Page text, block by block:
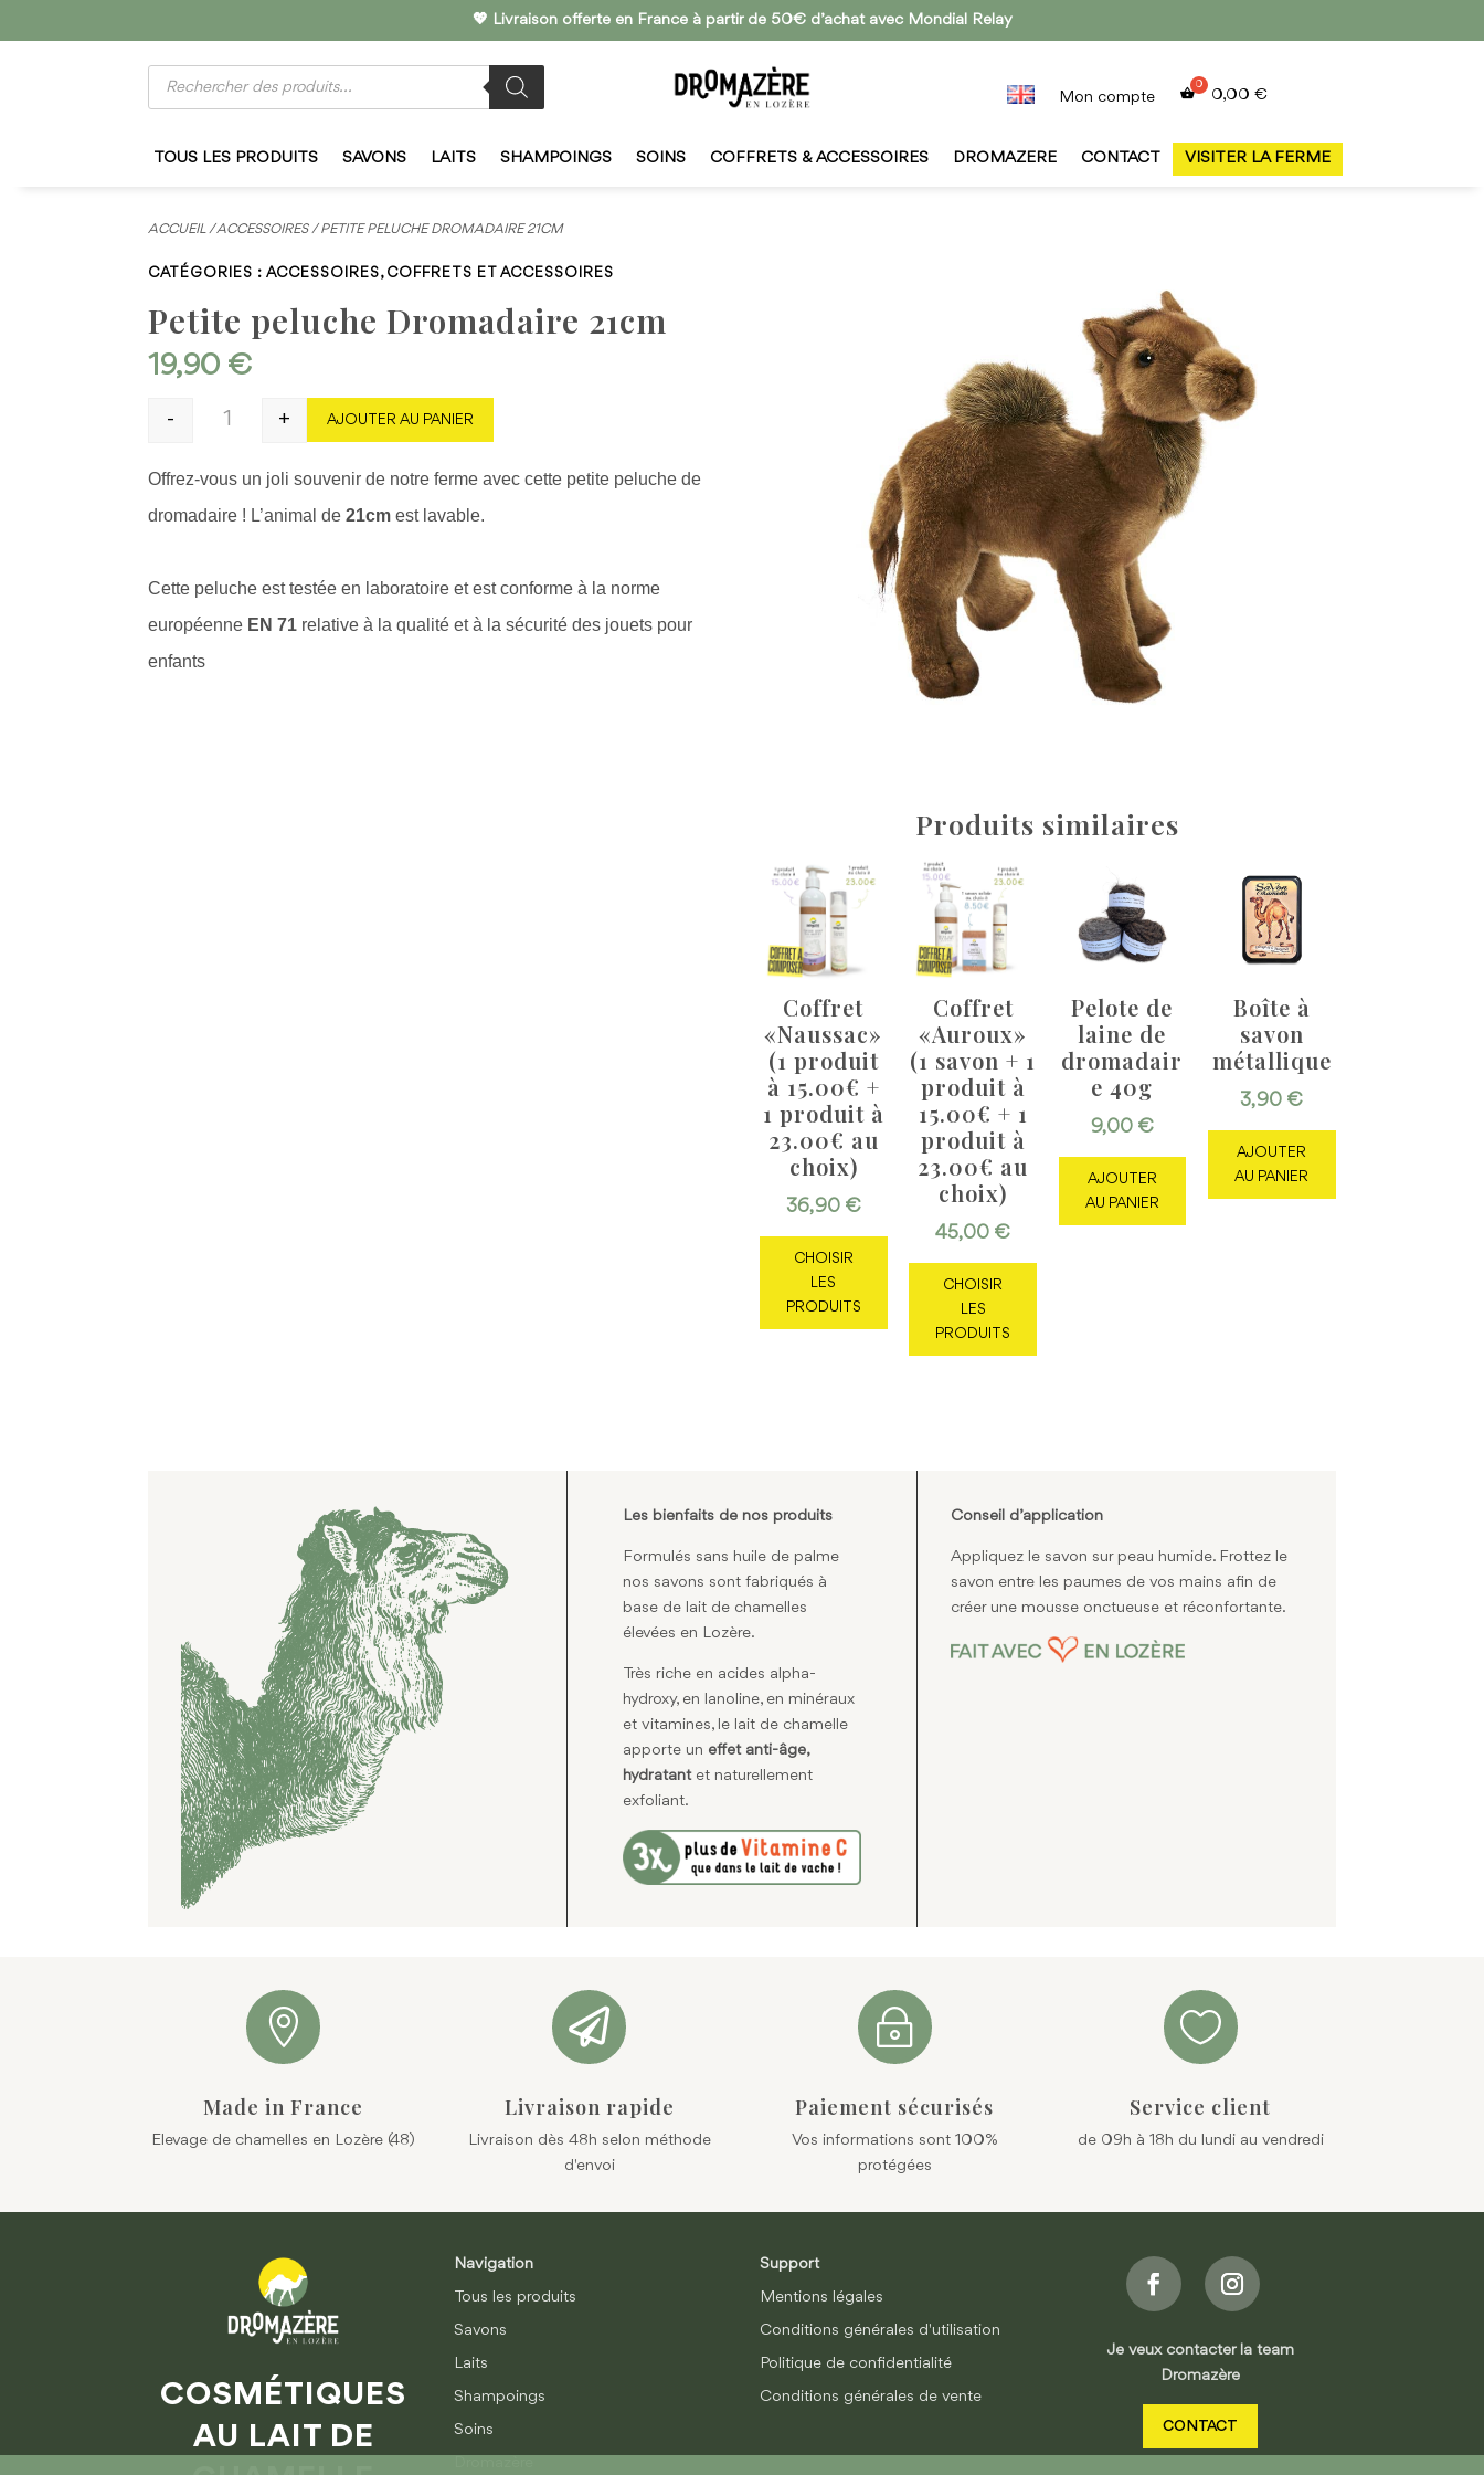
💖 Livraison offerte en France à partir de 50€ d’achat avec Mondial Relay
Recherche
Mon compte 0,00€
TOUS LES PRODUITS SAVONS LAITS SHAMPOINGS SOINS COFFRETS & ACCESSOIRES DROMAZERE CONTACT VISITER LA FERME
ACCUEIL/ACCESSOIRES/ PETITE PELUCHE DROMADAIRE 21CM
CATÉGORIES :ACCESSOIRES, COFFRETS ET ACCESSOIRES
Petite peluche Dromadaire 21cm
19,90 €
- + AJOUTER AU PANIER
Offrez-vous un joli souvenir de notre ferme avec cette petite peluche de
dromadaire ! L’animal de21cm est lavable.
Cette peluche est testée en laboratoire et est conforme à la norme
européenne EN 71 relative à la qualité et à la sécurité des jouets pour
enfants
Produits similaires
Coffret
«Naussac»
(1 produit
à 15.00€ +
1 produit à
23.00€ au
choix)
36,90 €
CHOISIR
LES
PRODUITS
Coffret
«Auroux»
(1 savon + 1
produit à
15.00€ + 1
produit à
23.00€ au
choix)
45,00 €
CHOISIR
LES
PRODUITS
Pelote de
laine de
dromadair
e 40g
9,00 €
AJOUTER
AU PANIER
Boîte à
savon
métallique
3,90 €
AJOUTER
AU PANIER
Les bienfaits de nos produits
Formulés sans huile de palme
nos savons sont fabriqués à
base de lait de chamelles
élevées en Lozère.
Très riche en acides alpha-
hydroxy, en lanoline, en minéraux
et vitamines, le lait de chamelle
apporte un effet anti-âge,
hydratantet naturellement
exfoliant.
Conseil d’application
Appliquez le savon sur peau humide. Frottez le
savon entre les paumes de vos mains afin de
créer une mousse onctueuse et réconfortante.

Made in France
Elevage de chamelles en Lozère (48)

Livraison rapide
Livraison dès 48h selon méthode
d'envoi
~
Paiement sécurisés
Vos informations sont 100%
protégées

Service client
de 09h à 18h du lundi au vendredi
COSMÉTIQUES
AU LAIT DE
Navigation
Tous les produits
Savons
Laits
Shampoings
Soins
Support
Mentions légales
Conditions générales d'utilisation
Politique de confidentialité
Conditions générales de vente
Je veux contacter la team
Dromazère
CONTACT